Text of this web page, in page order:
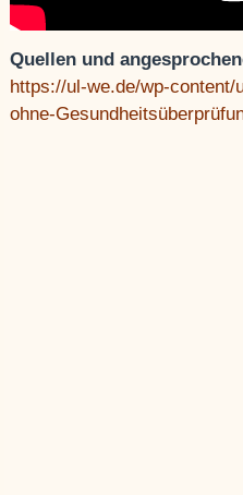
Quellen und
https://ul-we.de/wp-content/
ohne-